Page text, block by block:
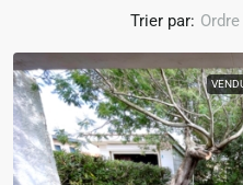
Trier par: